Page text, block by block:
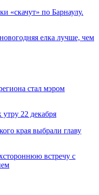
«скачут» по Барнаулу.
елка лучше, чем
стал мэром
22 декабря
края выбрали главу
встречу с